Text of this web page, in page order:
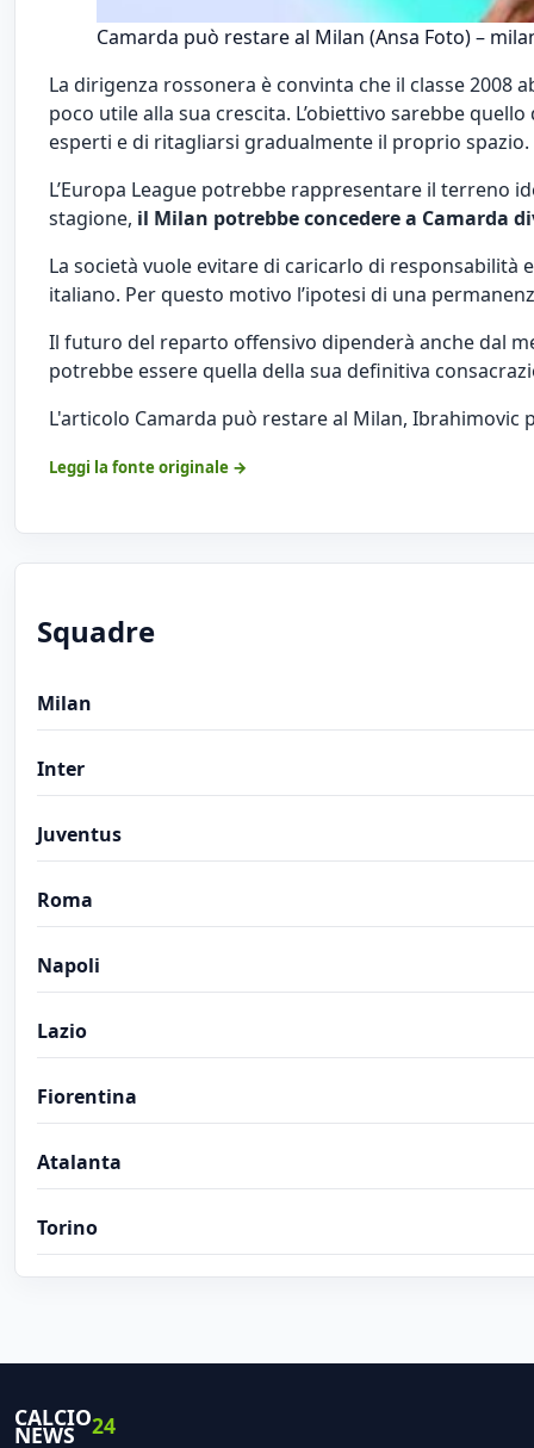
Camarda può restare al Milan (Ansa Foto) –
La dirigenza rossonera è convinta che il classe
poco utile alla sua crescita. L’obiettivo sarebbe
esperti e di ritagliarsi gradualmente il proprio spazio.
L’Europa League potrebbe rappresentare il terreno
stagione, il Milan potrebbe concedere a Camarda
La società vuole evitare di caricarlo di responsabilità
italiano. Per questo motivo l’ipotesi di una
Il futuro del reparto offensivo dipenderà anche dal
potrebbe essere quella della sua definitiva
L'articolo Camarda può restare al Milan, Ibrahimovic
Leggi la fonte originale →
Squadre
Milan
Inter
Juventus
Roma
Napoli
Lazio
Fiorentina
Atalanta
Torino
CALCIO
NEWS 24